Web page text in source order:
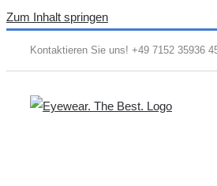
Zum Inhalt springen
Kontaktieren Sie uns! +49 7152 35936